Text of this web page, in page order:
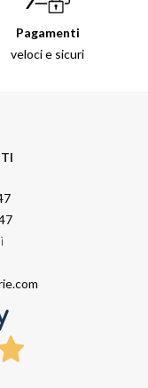
Pagamenti
veloci e sicuri